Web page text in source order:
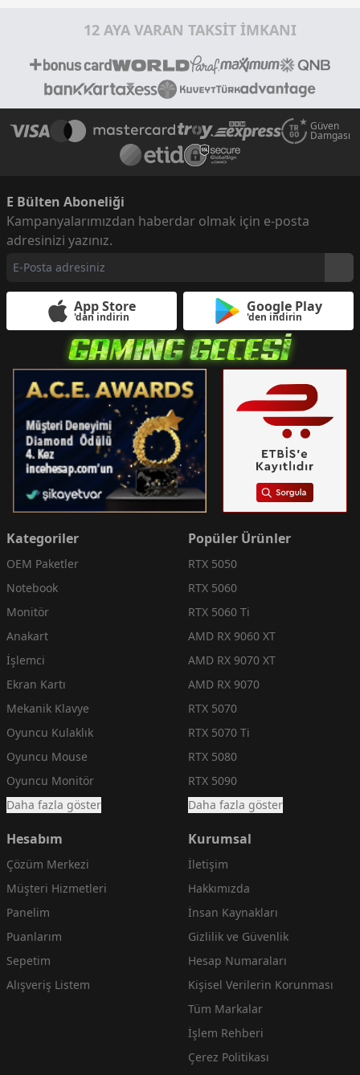
12 AYA VARAN TAKSİT İMKANI
Güven
Damgası
E Bülten Aboneliği
Kampanyalarımızdan haberdar olmak için e-posta
adresinizi yazınız.
App Store
'dan indirin
Google Play
'den indirin
Kategoriler
OEM Paketler
Notebook
Monitör
Anakart
İşlemci
Ekran Kartı
Mekanik Klavye
Oyuncu Kulaklık
Oyuncu Mouse
Oyuncu Monitör
Daha fazla göster
Popüler Ürünler
RTX 5050
RTX 5060
RTX 5060 Ti
AMD RX 9060 XT
AMD RX 9070 XT
AMD RX 9070
RTX 5070
RTX 5070 Ti
RTX 5080
RTX 5090
Daha fazla göster
Hesabım
Çözüm Merkezi
Müşteri Hizmetleri
Panelim
Puanlarım
Sepetim
Alışveriş Listem
Kurumsal
İletişim
Hakkımızda
İnsan Kaynakları
Gizlilik ve Güvenlik
Hesap Numaraları
Kişisel Verilerin Korunması
Tüm Markalar
İşlem Rehberi
Çerez Politikası